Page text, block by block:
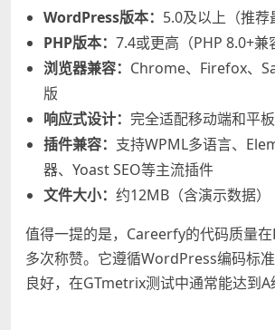
WordPress版本： 5.0及以上（推荐
PHP版本： 7.4或更高（PHP 8.0+兼
浏览器兼容： Chrome、Firefox、
版
响应式设计： 完全适配移动端和平板
插件兼容： 支持WPML多语言、
器、Yoast SEO等主流插件
文件大小： 约12MB（含演示数据）
值得一提的是，Careerfy的代码质量
多次称赞。它遵循WordPress编码标
良好，在GTmetrix测试中通常能达到A